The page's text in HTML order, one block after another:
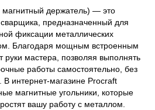
магнитный держатель) — это
предназначенный для
фиксации металлических
Благодаря мощным встроенным
руки мастера, позволяя выполнять
работы самостоятельно, без
интернет-магазине Procraft
магнитные угольники, которые
вашу работу с металлом.